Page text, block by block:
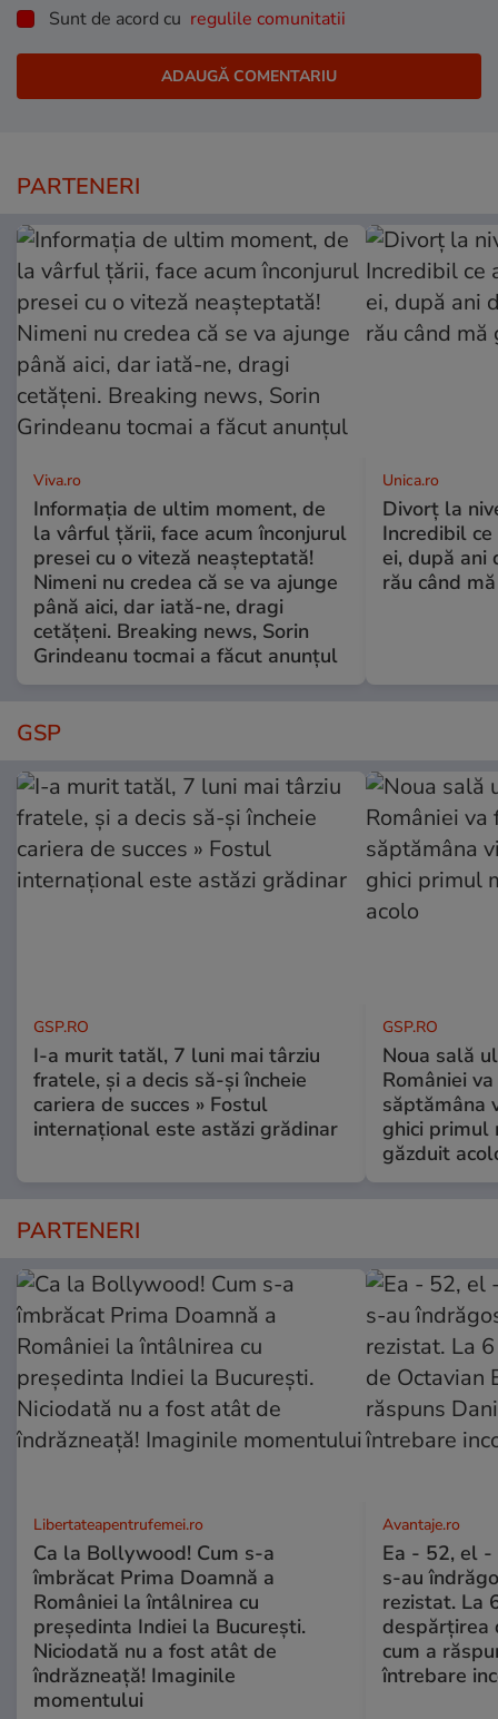
Sunt de acord cu regulile comunitatii
PARTENERI
Viva.ro
Informația de ultim moment, de
la vârful țării, face acum înconjurul
presei cu o viteză neașteptată!
Nimeni nu credea că se va ajunge
până aici, dar iată-ne, dragi
cetățeni. Breaking news, Sorin
Grindeanu tocmai a făcut anunțul
Unica.ro
Divorț la
Incredibil
ei, după ani
rău când
GSP
GSP.RO
I-a murit tatăl, 7 luni mai târziu
fratele, și a decis să-și încheie
cariera de succes » Fostul
internațional este astăzi grădinar
GSP.RO
Noua sală
României
săptămâna
ghici primul
găzduit
PARTENERI
Libertateapentrufemei.ro
Ca la Bollywood! Cum s-a
îmbrăcat Prima Doamnă a
României la întâlnirea cu
președinta Indiei la București.
Niciodată nu a fost atât de
îndrăzneață! Imaginile
momentului
Avantaje.ro
Ea - 52, el -
s-au
rezistat. La
despărțirea
cum a
întrebare